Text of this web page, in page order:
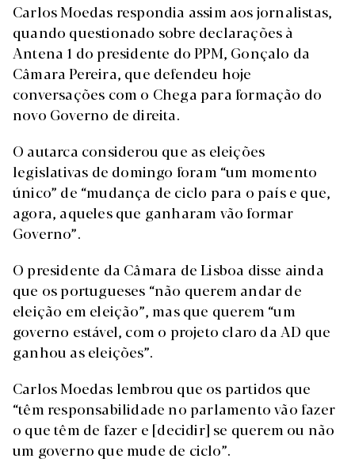
Carlos Moedas respondia assim aos jornalistas,
quando questionado sobre declarações à
Antena 1 do presidente do PPM, Gonçalo da
Câmara Pereira, que defendeu hoje
conversações com o Chega para formação do
novo Governo de direita.
O autarca considerou que as eleições
legislativas de domingo foram “um momento
único” de “mudança de ciclo para o país e que,
agora, aqueles que ganharam vão formar
Governo”.
O presidente da Câmara de Lisboa disse ainda
que os portugueses “não querem andar de
eleição em eleição”, mas que querem “um
governo estável, com o projeto claro da AD que
ganhou as eleições”.
Carlos Moedas lembrou que os partidos que
“têm responsabilidade no parlamento vão fazer
o que têm de fazer e [decidir] se querem ou não
um governo que mude de ciclo”.